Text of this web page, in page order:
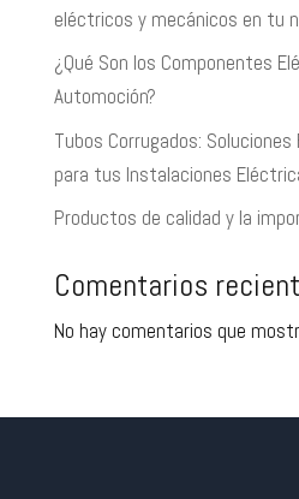
eléctricos y mecánicos en tu
¿Qué Son los Componentes
Automoción?
Tubos Corrugados:
para tus Instalaciones
Productos de calidad y la
Comentarios
No hay comentarios que